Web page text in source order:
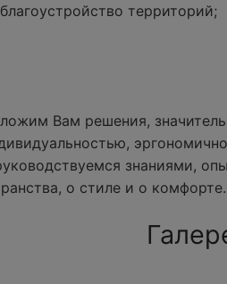
территорий;
Вам решения,
знаниями,
о стиле и о комфорте.